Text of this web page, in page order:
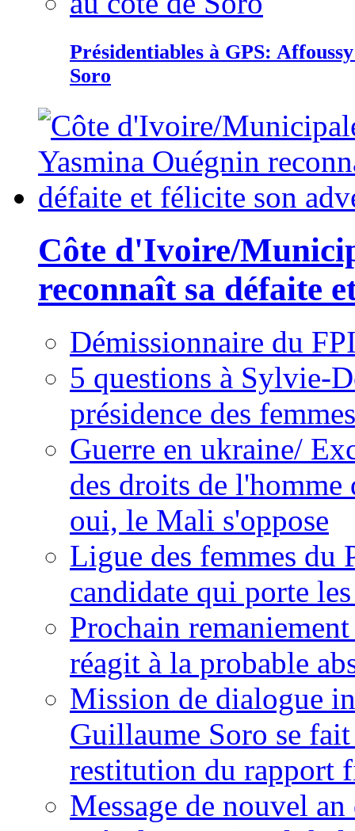
Présidentiables à GPS:
Soro
Côte d'Ivoire/
reconnaît sa défaite
Démissionnaire du
5 questions à Sylvie-
présidence des
Guerre en ukraine/
des droits de
oui, le Mali s'oppose
Ligue des femmes du
candidate qui porte
Prochain
réagit à la probable
Mission de dialogue
Guillaume Soro se
restitution du rapport
Message de nouvel